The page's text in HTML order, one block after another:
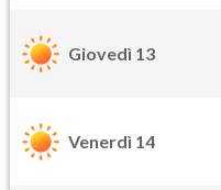
Giovedì 13
Venerdì 14